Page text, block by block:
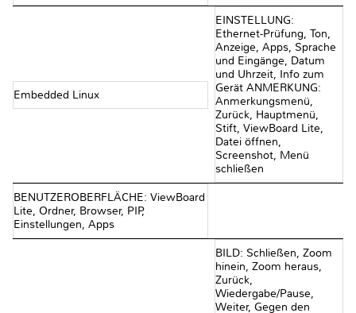
Embedded Linux
EINSTELLUNG:
Ethernet-Prüfung, Ton,
Anzeige, Apps, Sprache
und Eingänge, Datum
und Uhrzeit, Info zum
Gerät ANMERKUNG:
Anmerkungsmenü,
Zurück, Hauptmenü,
Stift, ViewBoard Lite,
Datei öffnen,
Screenshot, Menü
schließen
BENUTZEROBERFLÄCHE: ViewBoard
Lite, Ordner, Browser, PIP,
Einstellungen, Apps
BILD: Schließen, Zoom
hinein, Zoom heraus,
Zurück,
Wiedergabe/Pause,
Weiter, Gegen den